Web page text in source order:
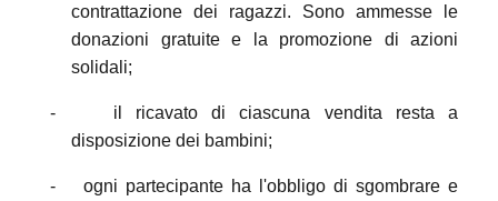
contrattazione dei ragazzi. Sono ammesse le
donazioni gratuite e la promozione di azioni
solidali;
-
il ricavato di ciascuna vendita resta a
disposizione dei bambini;
-
ogni partecipante ha l'obbligo di sgombrare e